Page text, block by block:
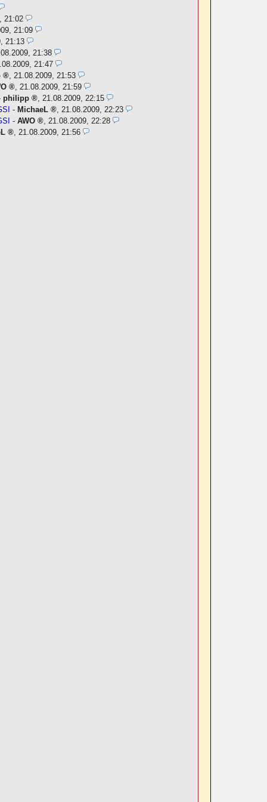
21:02
21:09
21:13
21:38
21:47
21.08.2009, 21:53
21.08.2009, 21:59
philipp
21.08.2009, 22:15
-MichaeL
21.08.2009, 22:23
-AWO
21.08.2009, 22:28
21.08.2009, 21:56